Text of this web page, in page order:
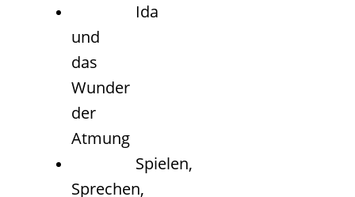
Ida
und
das
Wunder
der
Atmung
Spielen,
Sprechen,